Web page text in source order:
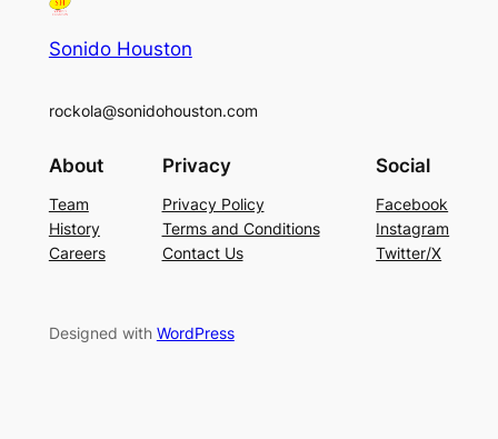
Sonido Houston
rockola@sonidohouston.com
About
Team
History
Careers
Privacy
Privacy Policy
Terms and Conditions
Contact Us
Social
Facebook
Instagram
Twitter/X
Designed with WordPress